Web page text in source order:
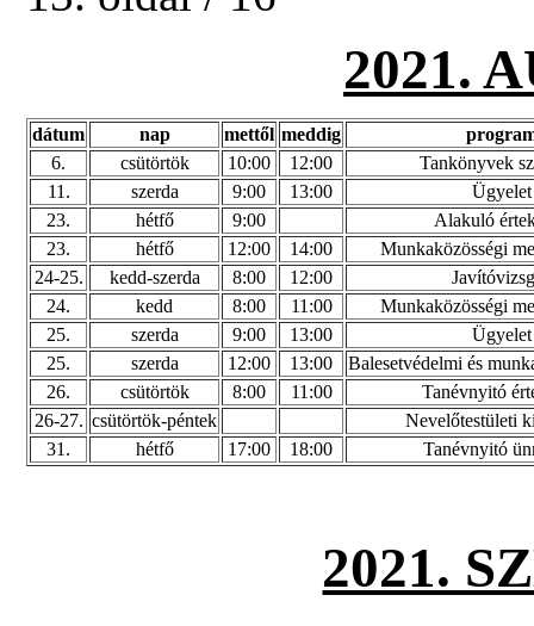
2021.
dátum nap mettől meddig
6.
csütörtök 10:00 12:00
Tankönyvek
11.
szerda 9:00 13:00
Ügyelet
23.
hétfő 9:00
Alakuló
23.
hétfő 12:00 14:00
Munkaközösségi
24-25.
kedd-szerda 8:00 12:00
24.
kedd 8:00 11:00
Munkaközösségi
25.
szerda 9:00 13:00
Ügyelet
25.
szerda 12:00 13:00
Balesetvédelmi és
26.
csütörtök 8:00 11:00
Tanévnyitó
26-27. csütörtök-péntek
Nevelőtestületi
31.
hétfő 17:00 18:00 Tanévnyitó
2021.